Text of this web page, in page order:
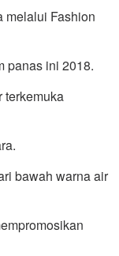
melalui Fashion
panas ini 2018.
terkemuka
bawah warna air